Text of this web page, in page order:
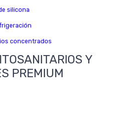
silicona
concentrados
Y
PREMIUM